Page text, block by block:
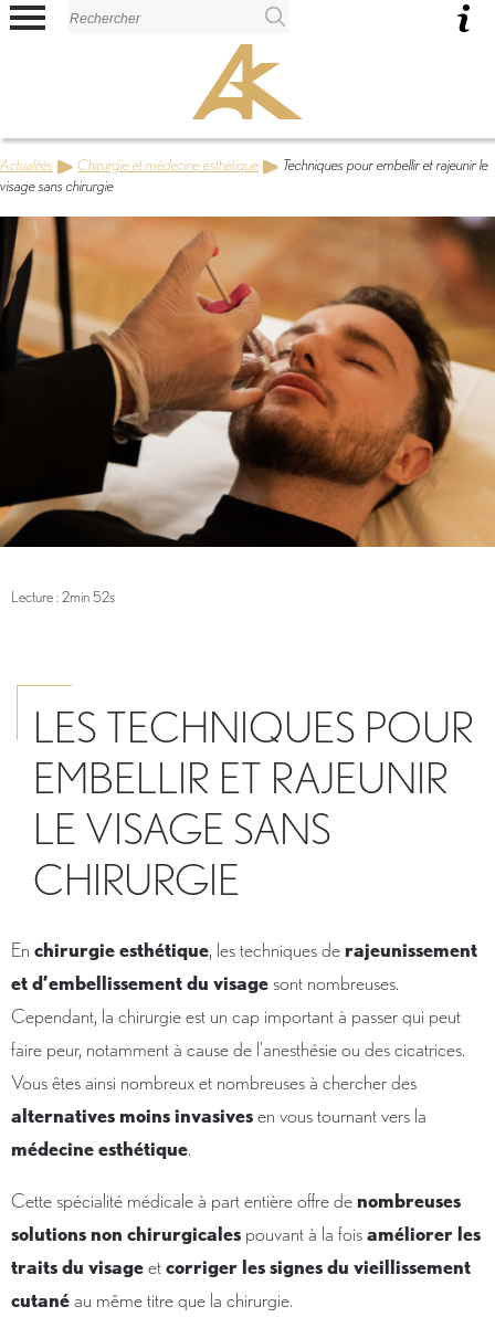
Actualités Chirurgie et médecine esthétique
Techniques pour embellir et rajeunir le
visage sans chirurgie
Lecture : 2min 52s
LES TECHNIQUES POUR
EMBELLIR ET RAJEUNIR
LE VISAGE SANS
CHIRURGIE
En chirurgie esthétique, les techniques derajeunissement
et d’embellissement du visagesont nombreuses.
Cependant, la chirurgie est un cap important à passer qui peut
faire peur, notamment à cause de l’anesthésie ou des cicatrices.
Vous êtes ainsi nombreux et nombreuses à chercher des
alternatives moins invasivesen vous tournant vers la
médecine esthétique.
Cette spécialité médicale à part entière offre denombreuses
solutions non chirurgicales pouvant à la foisaméliorer les
traits du visageetcorriger les signes du vieillissement
cutanéau même titre que la chirurgie.
Panneau de gestion des cookies